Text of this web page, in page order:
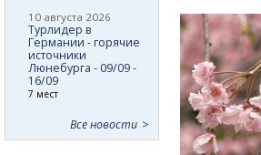
10 августа 2026
Турлидер в
Германии - горячие
источники
Люнебурга - 09/09 -
16/09
7 мест
Все новости